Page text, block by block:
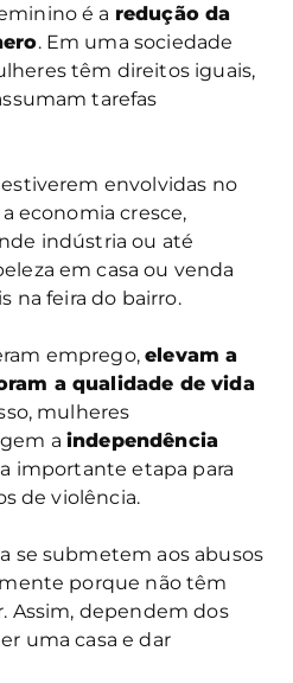
é a redução da
. Em uma sociedade
têm direitos iguais,
tarefas
envolvidas no
economia cresce,
indústria ou até
em casa ou venda
na feira do bairro.
emprego,elevam a
a qualidade de vida
mulheres
aindependência
importante etapa para
de violência.
se submetem aos abusos
porque não têm
Assim, dependem dos
uma casa e dar